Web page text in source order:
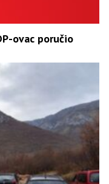
ovac poručio